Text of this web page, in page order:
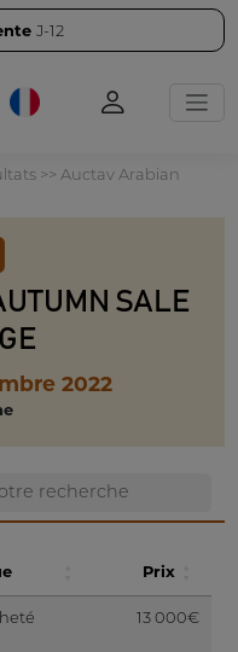
J-12
>> Auctav Arabian
SALE
2022
Prix
13 000€